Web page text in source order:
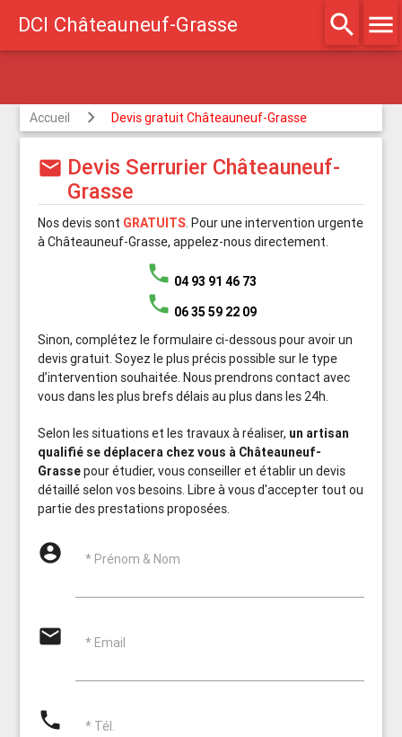
DCI Châteauneuf-Grasse search menu
Accueil Devis gratuit Châteauneuf-Grasse
mail Devis Serrurier Châteauneuf-
Grasse
Nos devis sont GRATUITS. Pour une intervention urgente
à Châteauneuf-Grasse, appelez-nous directement.
phone 04 93 91 46 73
phone 06 35 59 22 09
Sinon, complétez le formulaire ci-dessous pour avoir un
devis gratuit. Soyez le plus précis possible sur le type
d’intervention souhaitée. Nous prendrons contact avec
vous dans les plus brefs délais au plus dans les 24h.
Selon les situations et les travaux à réaliser, un artisan
qualifié se déplacera chez vous à Châteauneuf-
Grassepour étudier, vous conseiller et établir un devis
détaillé selon vos besoins. Libre à vous d'accepter tout ou
partie des prestations proposées.
account_circle * Prénom & Nom
email * Email
phone * Tél.